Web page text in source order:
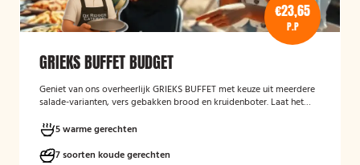
€23,65
P.P
GRIEKS BUFFET BUDGET
Geniet van ons overheerlijk GRIEKS BUFFET met keuze uit meerdere
salade-varianten, vers gebakken brood en kruidenboter. Laat het
5 warme gerechten
7 soorten koude gerechten